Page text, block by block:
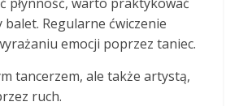
balet. Regularne ćwiczenie
emocji poprzez taniec.
tancerzem, ale także artystą,
ruch.